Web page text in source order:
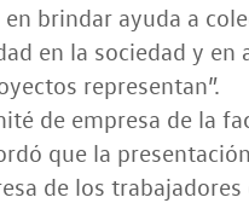
brindar ayuda a
en la sociedad y
representan”.
de empresa de la
que la
de los